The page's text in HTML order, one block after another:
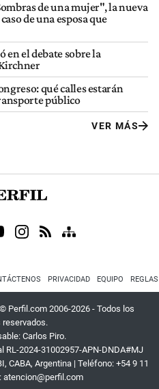
de una mujer", la nueva
de una esposa que
en el debate sobre la
qué calles estarán
público
VER MÁS
PRIVACIDAD EQUIPO
Perfil.com 2006-2026 - Todos los
Carlos Piro.
RL-2024-31002957-APN-DNDA#MJ
, CABA, Argentina | Teléfono: +54 9 11
atencion@perfil.com